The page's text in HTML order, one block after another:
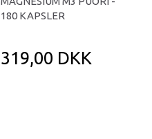
180 KAPSLER
319,00 DKK